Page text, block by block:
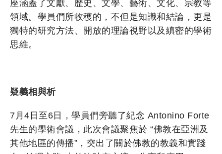
座涵蓋了文獻、歷史、文學、藝術、文化、宗教等
領域。學員們所收穫的，不但是知識和結論，更是
獨特的研究方法、開放的理論視野以及縝密的學術
思維。
疑義相與析
7月4日至6日，學員們旁聽了紀念 Antonino Forte
先生的學術會議，此次會議聚焦於 “佛教在亞洲及
其他地區的傳播”，突出了關於佛教的教義和實踐